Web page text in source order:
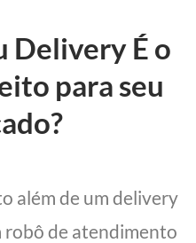
Delivery É o
para seu
além de um delivery
robô de atendimento